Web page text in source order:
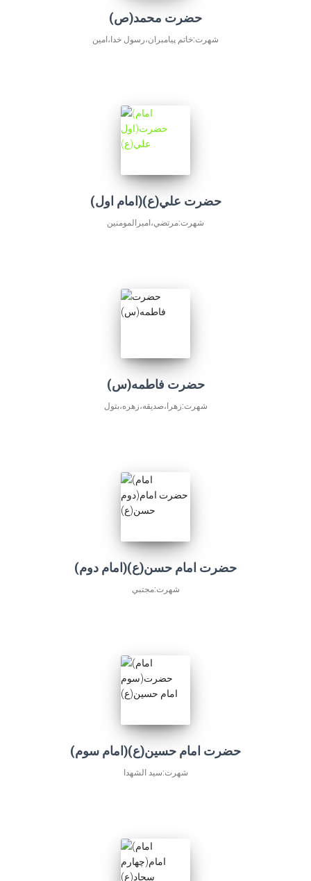
حضرت محمد(ص)
شهرت:خاتم پيامبران،رسول خدا،امين
(امام اول)حضرت علي(ع)
شهرت:مرتضي،اميرالمومنین
حضرت فاطمه(س)
شهرت:زهرا،صديقه،زهره،بتول
(امام دوم)حضرت امام حسن(ع)
شهرت:مجتبي
(امام سوم)حضرت امام حسين(ع)
شهرت:سيد الشهدا